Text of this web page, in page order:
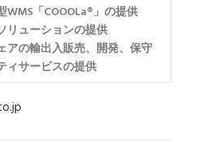
WMS「COOOLa®」の提供
リューションの提供
アの輸出入販売、開発、保守
ィサービスの提供